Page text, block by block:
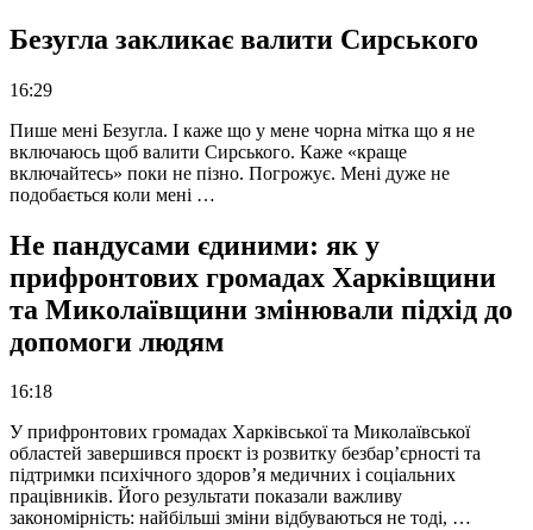
Безугла закликає валити Сирського
16:29
Пише мені Безугла. І каже що у мене чорна мітка що я не
включаюсь щоб валити Сирського. Каже «краще
включайтесь» поки не пізно. Погрожує. Мені дуже не
подобається коли мені …
Не пандусами єдиними: як у
прифронтових громадах Харківщини
та Миколаївщини змінювали підхід до
допомоги людям
16:18
У прифронтових громадах Харківської та Миколаївської
областей завершився проєкт із розвитку безбар’єрності та
підтримки психічного здоров’я медичних і соціальних
працівників. Його результати показали важливу
закономірність: найбільші зміни відбуваються не тоді, …